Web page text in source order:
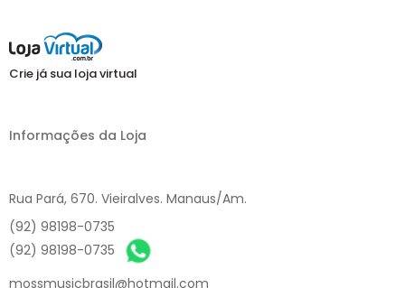
Crie já sua loja virtual
Informações da Loja
Rua Pará, 670. Vieiralves. Manaus/Am.
(92) 98198-0735
(92) 98198-0735
mossmusicbrasil@hotmail.com